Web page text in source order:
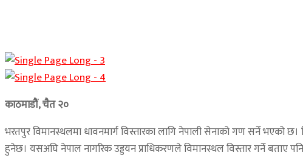
काठमाडौं, चैत २०
भरतपुर विमानस्थलमा धावनमार्ग विस्तारका लागि नेपाली सेनाको गण सर्ने
हुनेछ। यसअघि नेपाल नागरिक उड्डयन प्राधिकरणले विमानस्थल विस्तार गर्ने बताए